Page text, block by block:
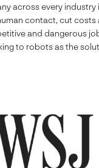
across every
contact, cut costs
and dangerous
to robots as the